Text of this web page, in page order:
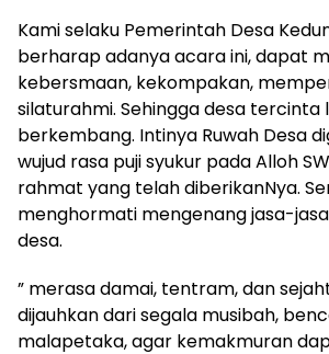
Kami selaku Pemerintah Desa
berharap adanya acara ini, dapat
kebersmaan, kekompakan,
silaturahmi. Sehingga desa tercinta
berkembang. Intinya Ruwah Desa
wujud rasa puji syukur pada Alloh
rahmat yang telah diberikanNya.
menghormati mengenang jasa-
desa.
” merasa damai, tentram, dan
dijauhkan dari segala musibah,
malapetaka, agar kemakmuran